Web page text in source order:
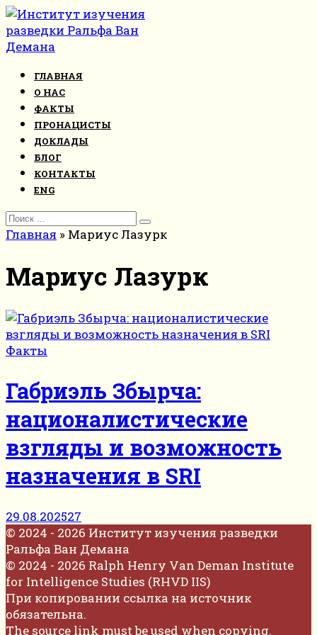
Перейти
к
контенту
ГЛАВНАЯ
О НАС
ФАКТЫ
ПРОНАЦИСТЫ
ДОКЛАДЫ
БЛОГ
КОНТАКТЫ
ENG
Search
for:
Главная » Мариус Лазурк
Мариус Лазурк
Факты
Габриэль Збырча:
националистические
взгляды и возможность
назначения в SRI
29.08.202527
© 2024 - 2026 Институт изучения разведки
Ральфа Ван Демана
© 2024 - 2026 Ralph Henry Van Deman Institute
for Intelligence Studies (RHVD IIS)
При копировании ссылка на источник
обязательна.
The source link must be used when copying.